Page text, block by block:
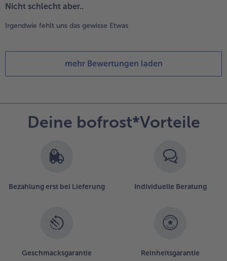
Nicht schlecht aber..
Irgendwie fehlt uns das gewisse Etwas
mehr Bewertungen laden
Deine bofrost*Vorteile
Bezahlung erst bei Lieferung Individuelle Beratung
Geschmacksgarantie Reinheitsgarantie